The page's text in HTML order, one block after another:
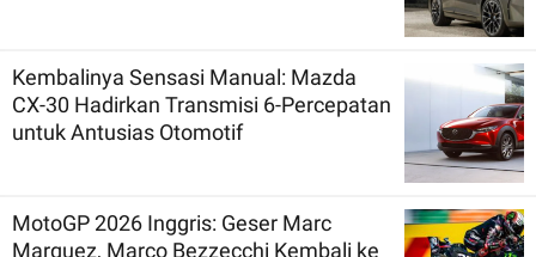
Kembalinya Sensasi Manual: Mazda
CX-30 Hadirkan Transmisi 6-Percepatan
untuk Antusias Otomotif
MotoGP 2026 Inggris: Geser Marc
Marquez, Marco Bezzecchi Kembali ke